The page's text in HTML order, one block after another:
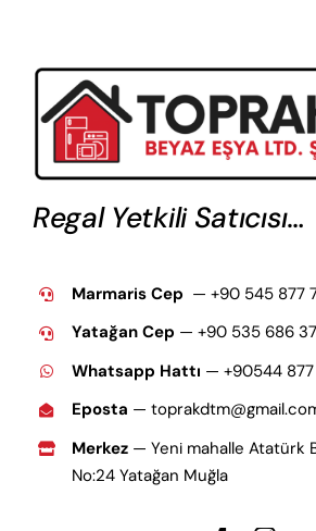
Regal Yetkili Satıcısı…
Marmaris Cep — +90 545 877
Yatağan Cep — +90 535 686
Whatsapp Hattı — +90544
Eposta —
Merkez — Yeni mahalle Atatürk
No:24 Yatağan Muğla